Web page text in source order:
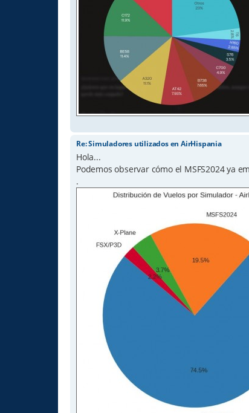
Re: Simuladores utilizados en AirHispania
Hola...
Podemos observar cómo el MSFS2024 ya
.